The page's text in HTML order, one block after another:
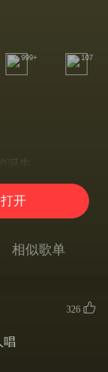
999+ 107
诞生
面
打开
相似歌单
326
唱